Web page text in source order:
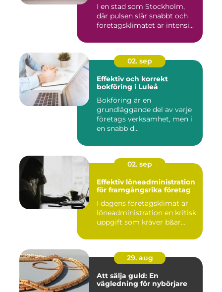
I en stad som Stockholm,
där pulsen slår snabbt och
företagsklimatet är intensi...
02. sep
Effektiv och korrekt
bokföring i Luleå
Bokföring är en
grundläggande del av varje
företags verksamhet, men i
en snabb d...
02. sep
Effektiv löneadministration
för framgångsrika företag
I dagens företagsklimat är
löneadministration en kritisk
uppgift som kräver b&ar...
29. aug
Att sälja guld: En
vägledning för nybörjare